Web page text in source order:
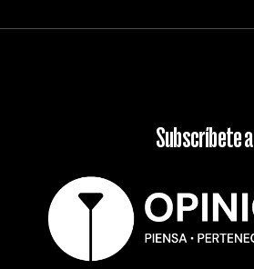
Subscríbete a